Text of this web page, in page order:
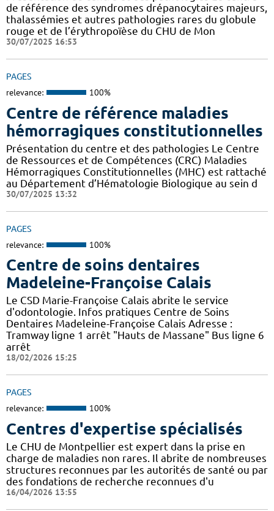
de référence des syndromes drépanocytaires majeurs,
thalassémies et autres pathologies rares du globule
rouge et de l’érythropoïèse du CHU de Mon
30/07/2025 16:53
PAGES
relevance: 100%
Centre de référence maladies
hémorragiques constitutionnelles
Présentation du centre et des pathologies Le Centre
de Ressources et de Compétences (CRC) Maladies
Hémorragiques Constitutionnelles (MHC) est rattaché
au Département d’Hématologie Biologique au sein d
30/07/2025 13:32
PAGES
relevance: 100%
Centre de soins dentaires
Madeleine-Françoise Calais
Le CSD Marie-Françoise Calais abrite le service
d'odontologie. Infos pratiques Centre de Soins
Dentaires Madeleine-Françoise Calais Adresse :
Tramway ligne 1 arrêt "Hauts de Massane" Bus ligne 6
arrêt
18/02/2026 15:25
PAGES
relevance: 100%
Centres d'expertise spécialisés
Le CHU de Montpellier est expert dans la prise en
charge de maladies non rares. Il abrite de nombreuses
structures reconnues par les autorités de santé ou par
des fondations de recherche reconnues d'u
16/04/2026 13:55